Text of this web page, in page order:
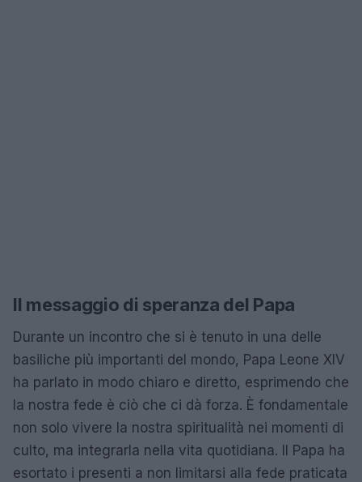
Il messaggio di speranza del Papa
Durante un incontro che si è tenuto in una delle
basiliche più importanti del mondo, Papa Leone XIV
ha parlato in modo chiaro e diretto, esprimendo che
la nostra fede è ciò che ci dà forza. È fondamentale
non solo vivere la nostra spiritualità nei momenti di
culto, ma integrarla nella vita quotidiana. Il Papa ha
esortato i presenti a non limitarsi alla fede praticata